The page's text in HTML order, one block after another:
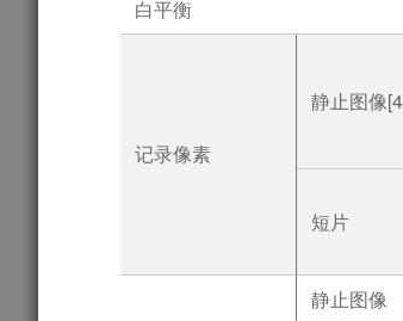
白平衡
记录像素
静止图像
短片
静止图像